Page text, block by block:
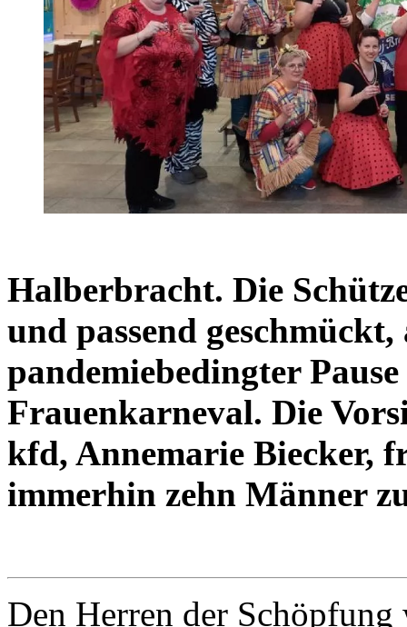
Halberbracht. Die
und passend
pandemiebedingter
Frauenkarneval. Die
kfd, Annemarie Biecker,
immerhin zehn Männer
Den Herren der